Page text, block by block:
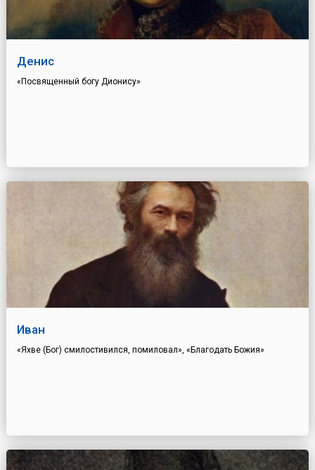
Денис
«Посвященный богу Дионису»
Иван
«Яхве (Бог) смилостивился, помиловал», «Благодать Божия»